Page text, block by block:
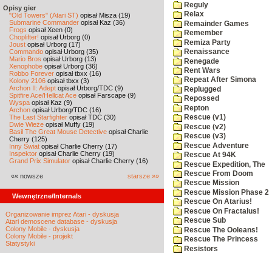
Opisy gier
"Old Towers" (Atari ST) opisał Misza (19)
Submarine Commander opisał Kaz (36)
Frogs opisał Xeen (0)
Choplifter! opisał Urborg (0)
Joust opisał Urborg (17)
Commando opisał Urborg (35)
Mario Bros opisał Urborg (13)
Xenophobe opisał Urborg (36)
Robbo Forever opisał tbxx (16)
Kolony 2106 opisał tbxx (3)
Archon II: Adept opisał Urborg/TDC (9)
Spitfire Ace/Hellcat Ace opisał Farscape (9)
Wyspa opisał Kaz (9)
Archon opisał Urborg/TDC (16)
The Last Starfighter opisał TDC (30)
Dwie Wieże opisał Muffy (19)
Basil The Great Mouse Detective opisał Charlie
Cherry (125)
Inny Świat opisał Charlie Cherry (17)
Inspektor opisał Charlie Cherry (19)
Grand Prix Simulator opisał Charlie Cherry (16)
«« nowsze starsze »»
Wewnętrzne/Internals
Organizowanie imprez Atari - dyskusja
Atari demoscene database - dyskusja
Colony Mobile - dyskusja
Colony Mobile - projekt
Statystyki
Reguly
Relax
Remainder Games
Remember
Remiza Party
Renaissance
Renegade
Rent Wars
Repeat After Simona
Replugged
Repossed
Repton
Rescue (v1)
Rescue (v2)
Rescue (v3)
Rescue Adventure
Rescue At 94K
Rescue Expedition, The
Rescue From Doom
Rescue Mission
Rescue Mission Phase 2
Rescue On Atarius!
Rescue On Fractalus!
Rescue Sub
Rescue The Ooleans!
Rescue The Princess
Resistors